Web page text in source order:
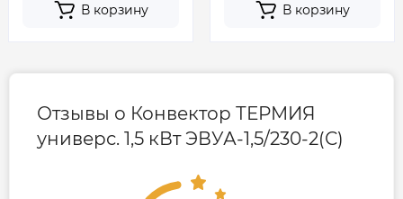
В корзину В корзину
Отзывы о Конвектор ТЕРМИЯ
универс. 1,5 кВт ЭВУА-1,5/230-2(С)